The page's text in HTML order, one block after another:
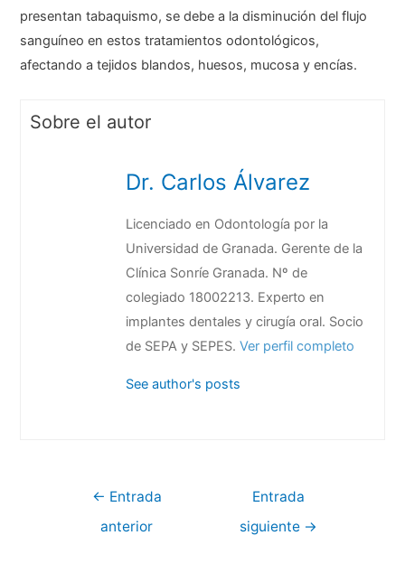
presentan tabaquismo, se debe a la disminución del flujo
sanguíneo en estos tratamientos odontológicos,
afectando a tejidos blandos, huesos, mucosa y encías.
Sobre el autor
Dr. Carlos Álvarez
Licenciado en Odontología por la
Universidad de Granada. Gerente de la
Clínica Sonríe Granada. Nº de
colegiado 18002213. Experto en
implantes dentales y cirugía oral. Socio
de SEPA y SEPES. Ver perfil completo
See author's posts
← Entrada
anterior
Entrada
siguiente →